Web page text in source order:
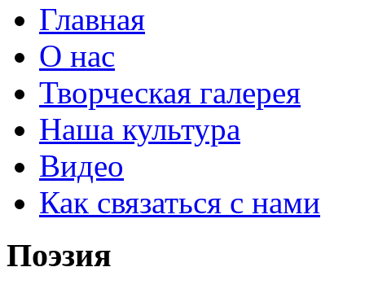
Главная
О нас
Творческая галерея
Наша культура
Видео
Как связаться с нами
Поэзия